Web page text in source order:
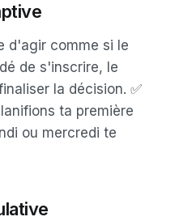
d'agir comme si le
de s'inscrire, le
la décision. ✅
ta première
ou mercredi te